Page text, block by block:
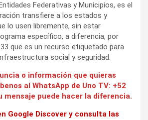
Federativas y Municipios, es el
transfiere a los estados y
lo usen libremente, sin estar
específico, a diferencia, por
que es un recurso etiquetado para
social y seguridad.
o información que quieras
al WhatsApp de Uno TV: +52
mensaje puede hacer la diferencia.
Google Discover y consulta las